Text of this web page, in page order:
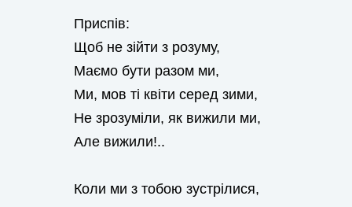
Приспів:
Щоб не зійти з розуму,
Маємо бути разом ми,
Ми, мов ті квіти серед зими,
Не зрозуміли, як вижили ми,
Але вижили!..
Коли ми з тобою зустрілися,